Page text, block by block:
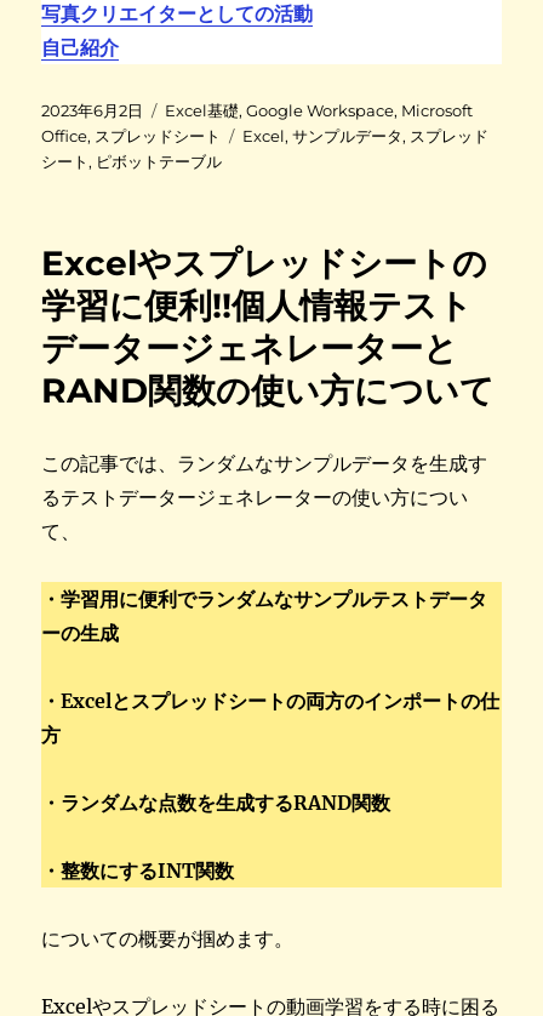
写真クリエイターとしての活動
自己紹介
投
稿
日
2023年6月2日
カ
テ
ゴ
Excel基礎,Google Workspace, Microsoft
Office, スプレッドシート
タ
Excel,サンプルデータ, スプレッド
シート, ピボットテーブル
Excelやスプレッドシートの
学習に便利!!個人情報テスト
データージェネレーターと
RAND関数の使い方について
この記事では、ランダムなサンプルデータを生成す
るテストデータージェネレーターの使い方につい
て、
・学習用に便利でランダムなサンプルテストデータ
ーの生成
・Excelとスプレッドシートの両方のインポートの仕
方
・ランダムな点数を生成するRAND関数
・整数にするINT関数
についての概要が掴めます。
Excelやスプレッドシートの動画学習をする時に困る